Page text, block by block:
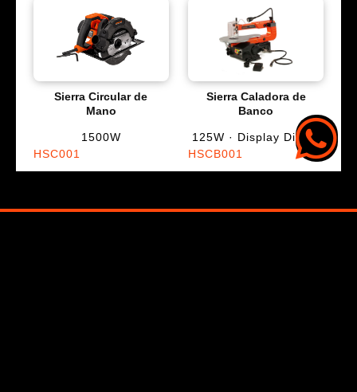
Sierra Circular de
Mano
1500W
HSC001
Sierra Caladora de
Banco
125W · Display Digital
HSCB001